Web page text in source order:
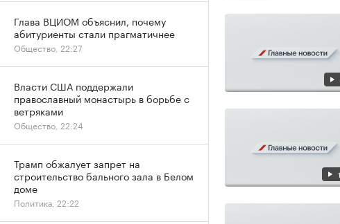
Глава ВЦИОМ объяснил, почему
абитуриенты стали прагматичнее
Общество, 22:27
Власти США поддержали
православный монастырь в борьбе с
ветряками
Общество, 22:24
Трамп обжалует запрет на
строительство бального зала в Белом
доме
Политика, 22:22